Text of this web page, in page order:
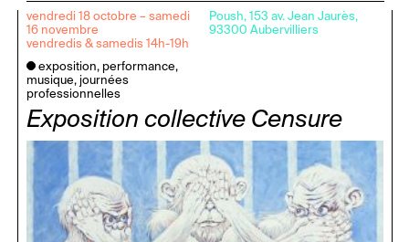
vendredi 18 octobre – samedi
16 novembre
vendredis & samedis 14h-19h
Poush, 153 av. Jean Jaurès,
93300 Aubervilliers
exposition, performance,
musique, journées
professionnelles
Exposition collective Censure